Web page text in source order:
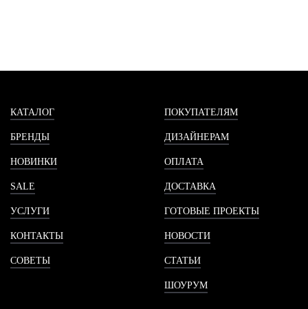
КАТАЛОГ
БРЕНДЫ
НОВИНКИ
SALE
УСЛУГИ
КОНТАКТЫ
СОВЕТЫ
ПОКУПАТЕЛЯМ
ДИЗАЙНЕРАМ
ОПЛАТА
ДОСТАВКА
ГОТОВЫЕ ПРОЕКТЫ
НОВОСТИ
СТАТЬИ
ШОУРУМ